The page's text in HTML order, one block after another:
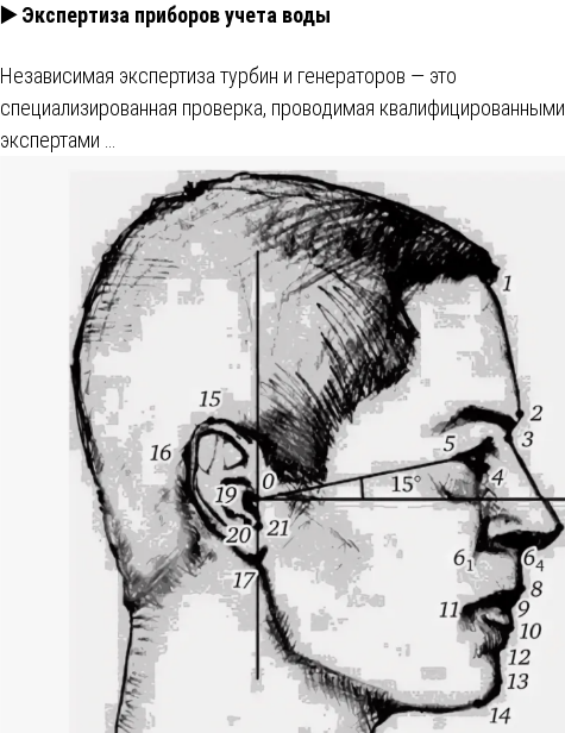
▶️ Экспертиза приборов учета воды
Независимая экспертиза турбин и генераторов — это
специализированная проверка, проводимая квалифицированными
экспертами …